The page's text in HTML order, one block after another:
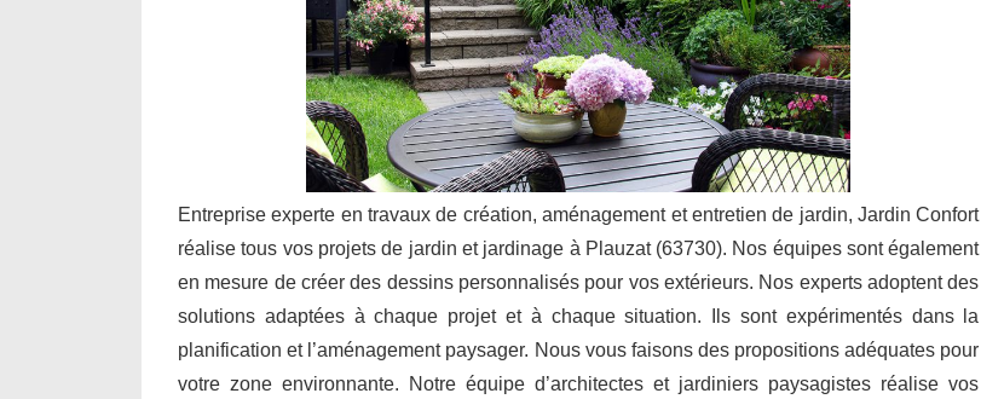
Entreprise experte en travaux de création, aménagement et entretien de jardin, Jardin Confort
réalise tous vos projets de jardin et jardinage à Plauzat (63730). Nos équipes sont également
en mesure de créer des dessins personnalisés pour vos extérieurs. Nos experts adoptent des
solutions adaptées à chaque projet et à chaque situation. Ils sont expérimentés dans la
planification et l’aménagement paysager. Nous vous faisons des propositions adéquates pour
votre zone environnante. Notre équipe d’architectes et jardiniers paysagistes réalise vos